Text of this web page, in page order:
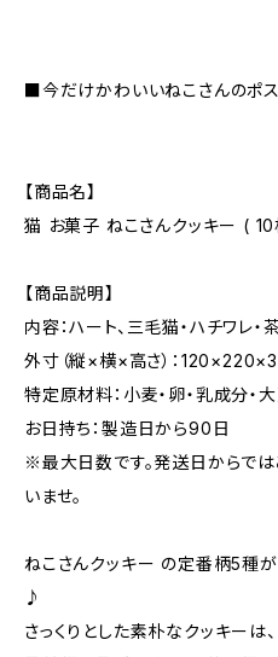
■今だけかわいいねこさんのポス
【商品名】
猫 お菓子 ねこさんクッキー (
【商品説明】
内容：ハート、三毛猫・ハチワレ
外寸（縦×横×高さ）：120×220×33
特定原材料：小麦・卵・乳成分・大
お日持ち：製造日から90日
※最大日数です。発送日からで
いませ。
ねこさんクッキー の定番柄5種
♪
さっくりとした素朴なクッキーは